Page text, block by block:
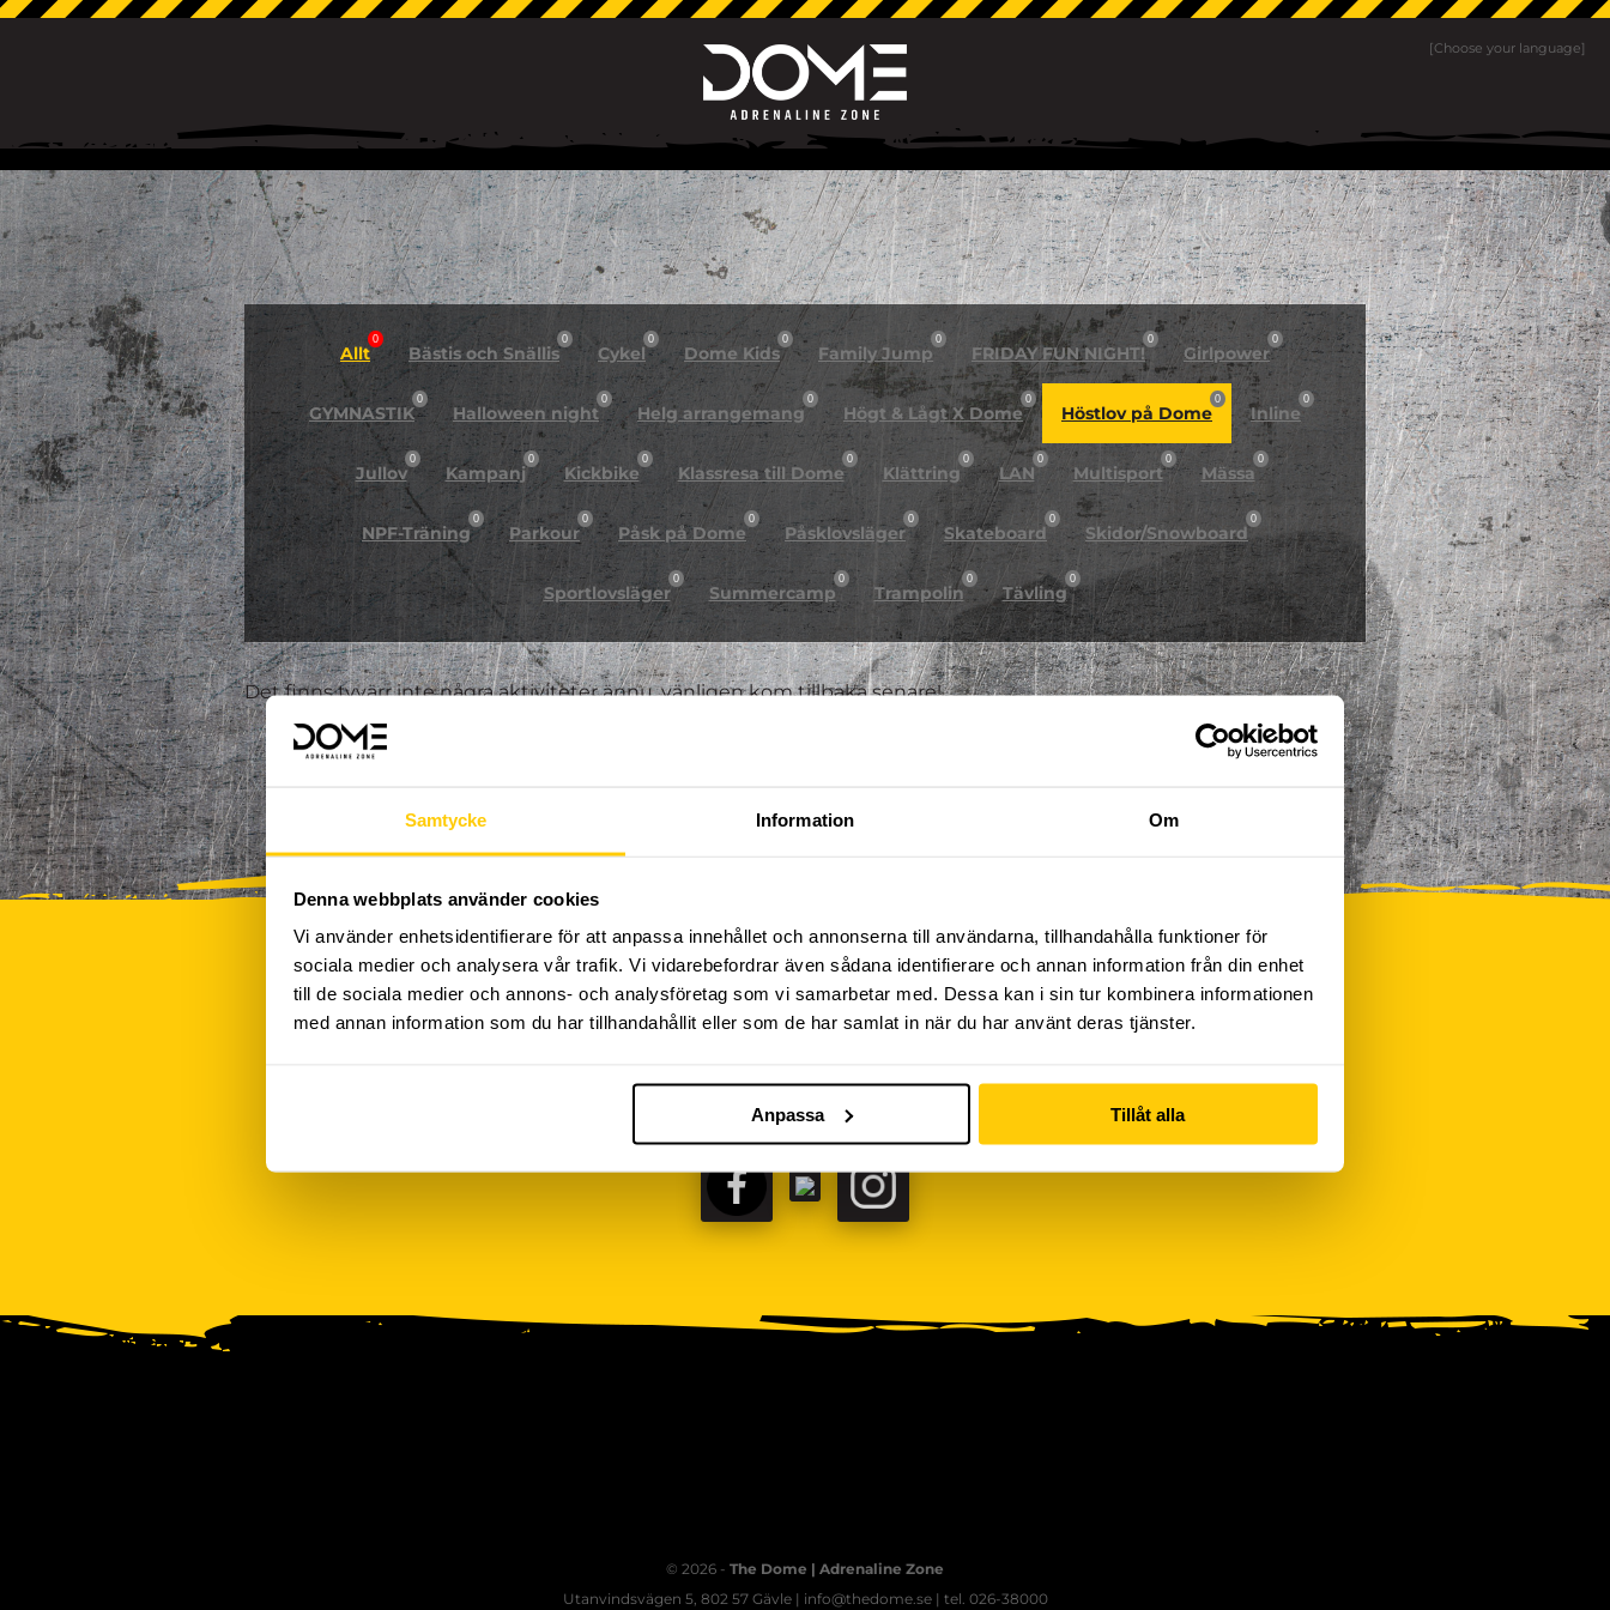
Samtycke Information Om
Denna webbplats använder cookies
Vi använder enhetsidentifierare för att anpassa innehållet och annonserna till användarna, tillhandahålla funktioner för
sociala medier och analysera vår trafik. Vi vidarebefordrar även sådana identifierare och annan information från din enhet
till de sociala medier och annons- och analysföretag som vi samarbetar med. Dessa kan i sin tur kombinera informationen
med annan information som du har tillhandahållit eller som de har samlat in när du har använt deras tjänster.
Anpassa Tillåt alla
[Choose your language]
Allt
0
Bästis och Snällis
0
Cykel
0
Dome Kids
0
Family Jump
0
FRIDAY FUN NIGHT!
0
Girlpower
0
GYMNASTIK
0
Halloween night
0
Helg arrangemang
0
Högt & Lågt X Dome
0
Höstlov på Dome
0
Inline
0
Jullov
0
Kampanj
0
Kickbike
0
Klassresa till Dome
0
Klättring
0
LAN
0
Multisport
0
Mässa
0
NPF-Träning
0
Parkour
0
Påsk på Dome
0
Påsklovsläger
0
Skateboard
0
Skidor/Snowboard
0
Sportlovsläger
0
Summercamp
0
Trampolin
0
Tävling
0
Det finns tyvärr inte några aktiviteter ännu, vänligen kom tillbaka senare!
FÖLJ OSS PÅ SOCIALA MEDIER
FACEBOOKTIKTOK
© 2026 - The Dome | Adrenaline Zone
Utanvindsvägen 5, 802 57 Gävle | info@thedome.se | tel. 026-38000